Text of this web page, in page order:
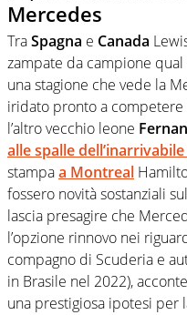
Mercedes
TraSpagna e Canada
zampate da campione
una stagione che vede la
iridato pronto a
l’altro vecchio leone
alle spalle dell’inarrivabile
stampaa Montreal
fossero novità sostanziali
lascia presagire che
l’opzione rinnovo nei
compagno di Scuderia e
in Brasile nel 2022),
una prestigiosa ipotesi per